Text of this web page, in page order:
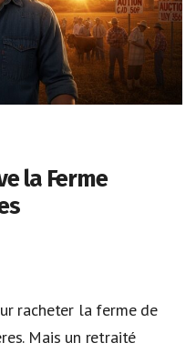
la Ferme
racheter la ferme de
Mais un retraité